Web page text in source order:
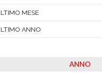
MESE
ANNO
ANNO